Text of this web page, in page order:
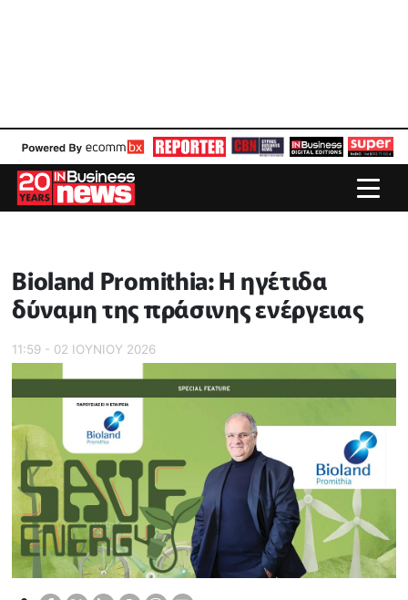
Bioland Promithia: Η ηγέτιδα
δύναμη της πράσινης ενέργειας
11:59 - 02 ΙΟΥΝΙΟΥ 2026